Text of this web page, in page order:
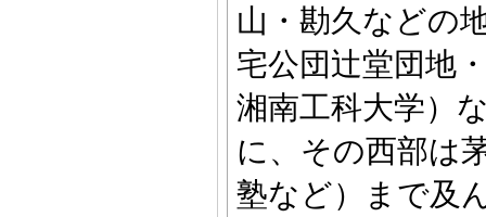
山・勘久などの
宅公団辻堂団地
湘南工科大学）
に、その西部は
塾など）まで及